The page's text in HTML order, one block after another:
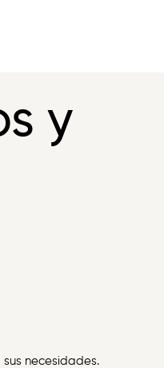
y
necesidades.